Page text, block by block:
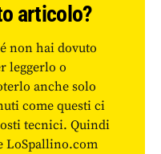
articolo?
non hai dovuto
leggerlo o
anche solo
come questi ci
tecnici. Quindi
LoSpallino.com